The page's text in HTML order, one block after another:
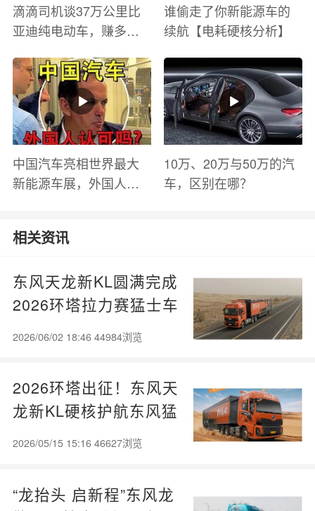
滴滴司机谈37万公里比
亚迪纯电动车，赚多少
有哪些？
谁偷走了你新能源车的
续航【电耗硬核分析】
中国汽车亮相世界最大
新能源车展，外国人怎
10万、20万与50万的汽
车，区别在哪？
相关资讯
东风天龙新KL圆满完成
2026环塔拉力赛猛士车
2026/06/02 18:46 44984浏览
2026环塔出征！东风天
龙新KL硬核护航东风猛
士车队！
2026/05/15 15:16 46627浏览
“龙抬头 启新程”东风龙